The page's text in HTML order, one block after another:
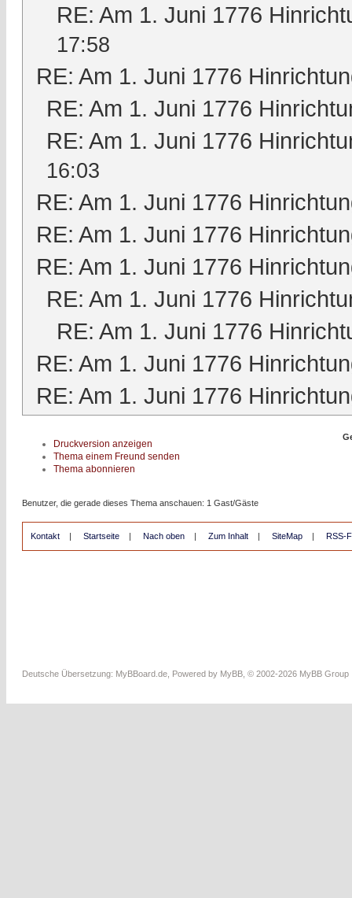
RE: Am 1. Juni 1776
17:58
RE: Am 1. Juni 1776
RE: Am 1. Juni 1776
RE: Am 1. Juni 1776
16:03
RE: Am 1. Juni 1776
RE: Am 1. Juni 1776
RE: Am 1. Juni 1776
RE: Am 1. Juni 1776
RE: Am 1. Juni 1776
RE: Am 1. Juni 1776
RE: Am 1. Juni 1776
Druckversion anzeigen
Thema einem Freund senden
Thema abonnieren
Benutzer, die gerade dieses Thema anschauen: 1 Gast/Gäste
Kontakt | Startseite | Nach oben | Zum Inhalt | SiteMap | RSS-
Deutsche Übersetzung: MyBBoard.de , Powered by MyBB , © 2002-2026 MyBB Group